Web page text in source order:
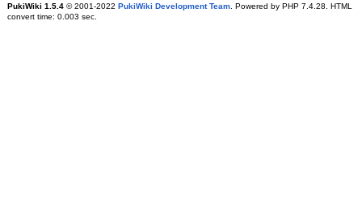
PukiWiki 1.5.4© 2001-2022 PukiWiki Development Team. Powered by PHP 7.4.28. HTML
convert time: 0.003 sec.